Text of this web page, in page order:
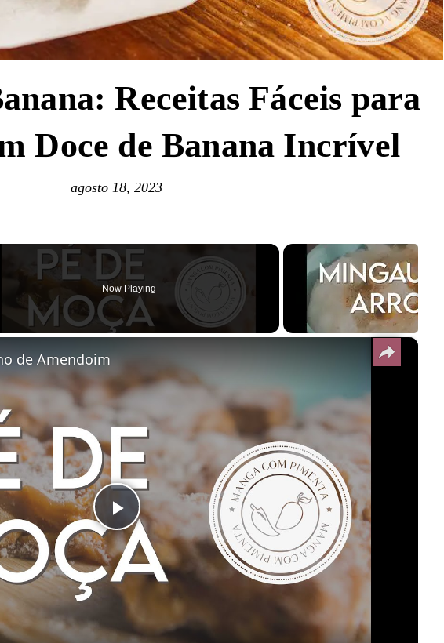
Receitas Fáceis para
Doce de Banana Incrível
agosto 18, 2023
Now Playing
×
Play
Video
de Amendoim